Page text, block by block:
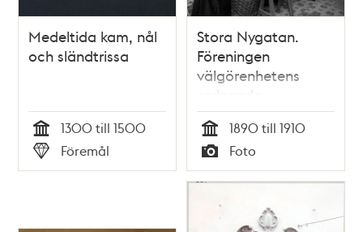
Medeltida kam, nål
och sländtrissa
Tid
1300 till 1500
Typ
Föremål
Stora Nygatan.
Föreningen
välgörenhetens
ordnande
Tid
1890 till 1910
Typ
Foto